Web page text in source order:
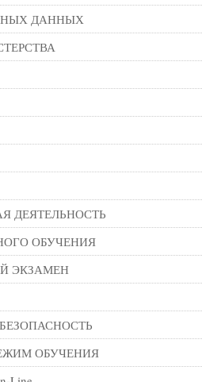
ДАННЫХ
ДЕЯТЕЛЬНОСТЬ
ОБУЧЕНИЯ
ЭКЗАМЕН
ОБУЧЕНИЯ